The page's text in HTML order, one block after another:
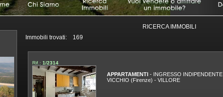
RICERCA IMMOBILI
Immobili trovati: 169
Rif.: 1/2314
APPARTAMENTI- INGRESSO INDIPENDENTE
VICCHIO (Firenze) - VILLORE